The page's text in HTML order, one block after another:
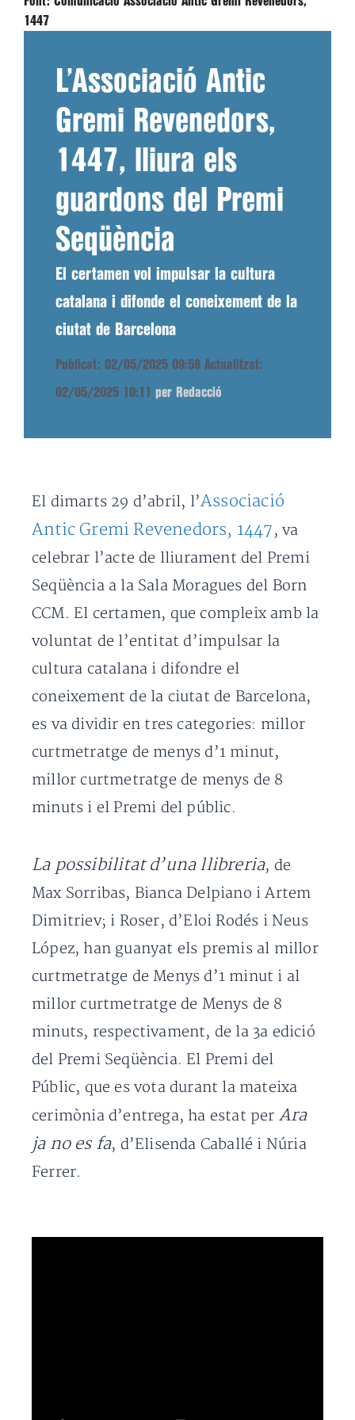
1447
L’Associació Antic
Gremi Revenedors,
1447, lliura els
guardons del Premi
Seqüència
El certamen vol impulsar la cultura
catalana i difonde el coneixement de la
ciutat de Barcelona
Publicat: 02/05/2025 09:58 Actualitzat:
02/05/2025 10:11 per Redacció
El dimarts 29 d’abril, l’Associació
Antic Gremi Revenedors, 1447, va
celebrar l’acte de lliurament del Premi
Seqüència a la Sala Moragues del Born
CCM. El certamen, que compleix amb la
voluntat de l’entitat d’impulsar la
cultura catalana i difondre el
coneixement de la ciutat de Barcelona,
es va dividir en tres categories: millor
curtmetratge de menys d’1 minut,
millor curtmetratge de menys de 8
minuts i el Premi del públic.
La possibilitat d’una llibreria, de
Max Sorribas, Bianca Delpiano i Artem
Dimitriev; i Roser, d’Eloi Rodés i Neus
López, han guanyat els premis al millor
curtmetratge de Menys d’1 minut i al
millor curtmetratge de Menys de 8
minuts, respectivament, de la 3a edició
del Premi Seqüència. El Premi del
Públic, que es vota durant la mateixa
cerimònia d’entrega, ha estat per Ara
ja no es fa, d’Elisenda Caballé i Núria
Ferrer.